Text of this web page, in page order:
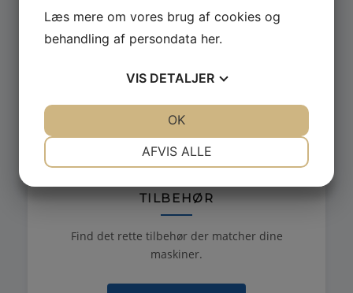
TILBEHØR
Find det rette tilbehør der matcher dine
maskiner.
Læs mere om vores brug af cookies og
behandling af persondata her.
VIS DETALJER
NØDVENDIGE PRÆFERENCER
MARKETING
AFVIS ALLE
OK